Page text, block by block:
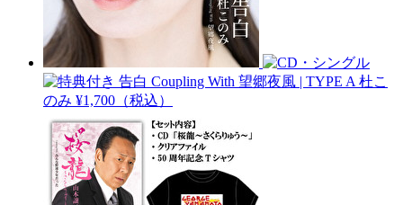
告白 Coupling With 望郷夜風 | TYPE A 杜こ
のみ ¥1,700（税込）